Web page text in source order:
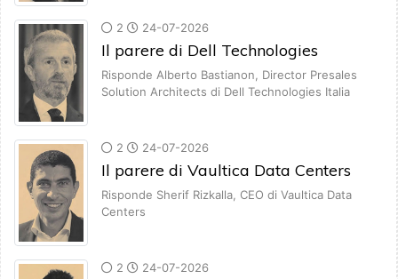
2 24-07-2026
Il parere di Dell Technologies
Risponde Alberto Bastianon, Director Presales
Solution Architects di Dell Technologies Italia
2 24-07-2026
Il parere di Vaultica Data Centers
Risponde Sherif Rizkalla, CEO di Vaultica Data
Centers
2 24-07-2026